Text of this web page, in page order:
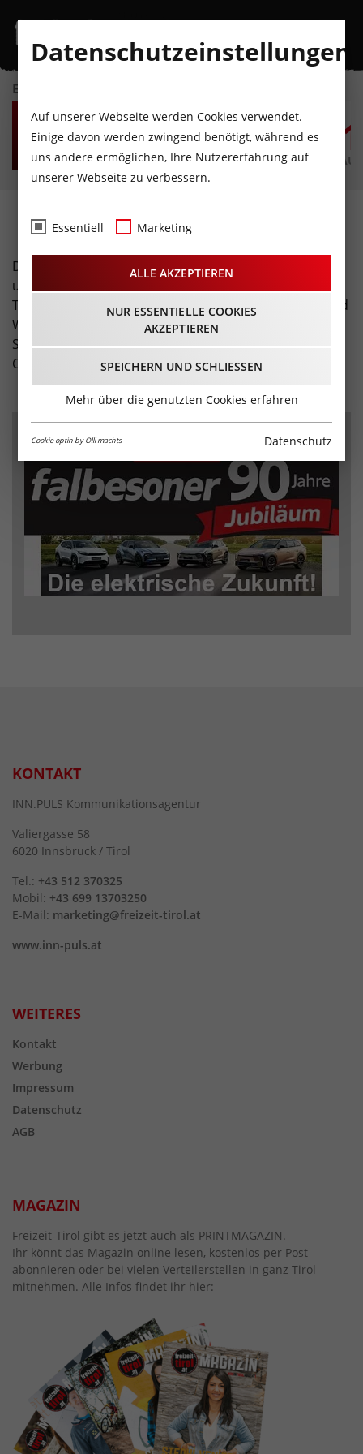
EVENTKALENDER
DO
6
AUGUST
FR
7
AUGUST
SA
8
AUGUST
SO
9
AUGUST
MO
10
AUGUST
Seminare · Workshops
Das gemeinsame Lernen, das Entdecken neuer Felder
und das geteilte Interesse an einer Sache, all das wird
Teilnehmern und Teilnehmerinnen von Seminaren und
Workshops zu teil. Finde hier tolle Angebote für
Seminare und Workshops in Tirol und nutze die
Chance etwas Neues zu lernen.
WERBUNG
KONTAKT
INN.PULS Kommunikationsagentur
Valiergasse 58
6020 Innsbruck / Tirol
Tel.: +43 512 370325
Mobil: +43 699 13703250
E-Mail: marketing@freizeit-tirol.at
www.inn-puls.at
WEITERES
Kontakt
Werbung
Impressum
Datenschutz
AGB
MAGAZIN
Freizeit-Tirol gibt es jetzt auch als PRINTMAGAZIN.
Ihr könnt das Magazin online lesen, kostenlos per Post
abonnieren oder bei vielen Verteilerstellen in ganz Tirol
mitnehmen. Alle Infos findet ihr hier:
Datenschutzeinstellungen
Auf unserer Webseite werden Cookies verwendet.
Einige davon werden zwingend benötigt, während es
uns andere ermöglichen, Ihre Nutzererfahrung auf
unserer Webseite zu verbessern.
Essentiell Marketing
ALLE AKZEPTIEREN
NUR ESSENTIELLE COOKIES
AKZEPTIEREN
SPEICHERN UND SCHLIESSEN
Mehr über die genutzten Cookies erfahren
Cookie optin by Olli machts Datenschutz